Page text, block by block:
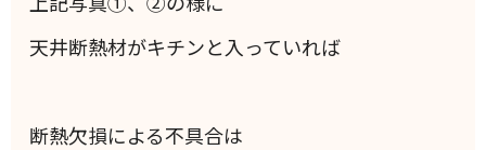
天井断熱材がキチンと入っていれば
断熱欠損による不具合は